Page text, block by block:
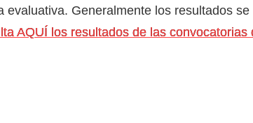
evaluativa. Generalmente los resultados
AQUÍ los resultados de las